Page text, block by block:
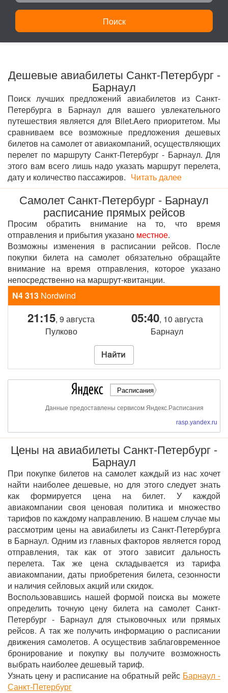
Поиск
Дешевые авиабилеты Санкт-Петербург -
Барнаул
Поиск лучших предложений авиабилетов из Санкт-
Петербурга в Барнаул для вашего увлекательного
путешествия является для Bilet.Aero приоритетом. Мы
сравниваем все возможные предложения дешевых
билетов на самолет от авиакомпаний, осуществляющих
перелет по маршруту Санкт-Петербург - Барнаул. Для
этого вам всего лишь надо указать маршрут перелета,
дату и количество пассажиров. Читать далее
Самолет Санкт-Петербург - Барнаул
расписание прямых рейсов
Просим обратить внимание на то, что время
отправления и прибытия указано местное.
Возможны изменения в расписании рейсов. После
покупки билета на самолет обязательно обращайте
внимание на время отправления, которое указано
непосредственно на маршрут-квитанции.
N4 313 Nordwind
21:15, 9 августа
Пулково
05:40, 10 августа
Барнаул
Расписания
Данные предоставлены сервисом Яндекс.Расписания
rasp.yandex.ru
Цены на авиабилеты Санкт-Петербург -
Барнаул
При покупке билетов на самолет каждый из нас хочет
найти наиболее дешевые, но для этого следует знать
как формируется цена на билет. У каждой
авиакомпании своя ценовая политика и множество
тарифов по каждому направлению. В нашем случае мы
рассмотрим цены на авиабилеты из Санкт-Петербурга
в Барнаул. Одним из главных факторов является город
отправления, так как от этого зависит дальность
перелета. Так же цена складывается из тарифа
авиакомпании, даты приобретения билета, сезонности
и наличия сейловых акций или скидок.
Воспользовавшись нашей формой поиска вы можете
определить точную цену билета на самолет Санкт-
Петербург - Барнаул для стыковочных или прямых
рейсов. А так же получить информацию о расписании
движения самолетов. А осуществив заблаговременное
бронирование и покупку вы получите возможность
выбрать наиболее дешевый тариф.
Узнать цену и расписание на обратный рейс Барнаул -
Санкт-Петербург